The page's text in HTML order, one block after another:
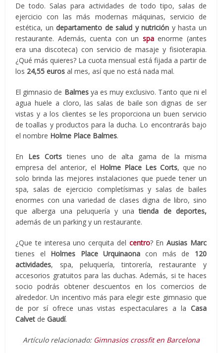
De todo. Salas para actividades de todo tipo, salas de
ejercicio con las más modernas máquinas, servicio de
estética, undepartamento de salud y nutrición y hasta un
restaurante. Además, cuenta con un spa enorme (antes
era una discoteca) con servicio de masaje y fisioterapia.
¿Qué más quieres? La cuota mensual está fijada a partir de
los 24,55 euros al mes, así que no está nada mal.
El gimnasio de Balmesya es muy exclusivo. Tanto que ni el
agua huele a cloro, las salas de baile son dignas de ser
vistas y a los clientes se les proporciona un buen servicio
de toallas y productos para la ducha. Lo encontrarás bajo
el nombre Holme Place Balmes.
En Les Corts tienes uno de alta gama de la misma
empresa del anterior, el Holme Place Les Corts, que no
solo brinda las mejores instalaciones que puede tener un
spa, salas de ejercicio completísimas y salas de bailes
enormes con una variedad de clases digna de libro, sino
que alberga una peluquería y una tienda de deportes,
además de un parking y un restaurante.
¿Que te interesa uno cerquita del centro? EnAusias Marc
tienes el Holmes Place Urquinaona con más de 120
actividades, spa, peluquería, tintorería, restaurante y
accesorios gratuitos para las duchas. Además, si te haces
socio podrás obtener descuentos en los comercios de
alrededor. Un incentivo más para elegir este gimnasio que
de por sí ofrece unas vistas espectaculares a la Casa
Calvet de Gaudí.
Artículo relacionado: Gimnasios crossfit en Barcelona